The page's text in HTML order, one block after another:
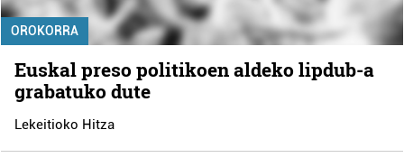
OROKORRA
Euskal preso politikoen aldeko lipdub-a
grabatuko dute
Lekeitioko Hitza